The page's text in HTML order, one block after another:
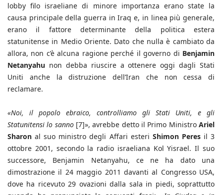
lobby filo israeliane di minore importanza erano state la
causa principale della guerra in Iraq e, in linea più generale,
erano il fattore determinante della politica estera
statunitense in Medio Oriente. Dato che nulla è cambiato da
allora, non c’è alcuna ragione perché il governo di Benjamin
Netanyahu non debba riuscire a ottenere oggi dagli Stati
Uniti anche la distruzione dell’Iran che non cessa di
reclamare.
«Noi, il popolo ebraico, controlliamo gli Stati Uniti, e gli
Statunitensi lo sanno[7]», avrebbe detto il Primo MinistroAriel
Sharon al suo ministro degli Affari esteri Shimon Peresil 3
ottobre 2001, secondo la radio israeliana Kol Yisrael. Il suo
successore, Benjamin Netanyahu, ce ne ha dato una
dimostrazione il 24 maggio 2011 davanti al Congresso USA,
dove ha ricevuto 29 ovazioni dalla sala in piedi, soprattutto